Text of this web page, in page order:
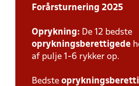
Forårsturnering 2025
Oprykning: De 12 bedste
oprykningsberettigede
af pulje 1-6 rykker op.
Bedste